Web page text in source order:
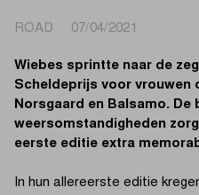
ROAD 07/04/2021
Wiebes sprintte naar de
Scheldeprijs voor vrouwen
Norsgaard en Balsamo. De
weersomstandigheden
eerste editie extra
In hun allereerste editie